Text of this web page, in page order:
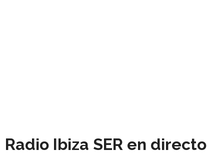
Radio Ibiza SER en directo